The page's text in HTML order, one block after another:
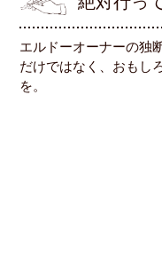
エルドーオーナーの独
だけではなく、おもし
を。